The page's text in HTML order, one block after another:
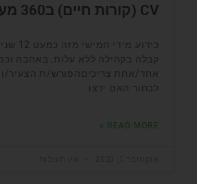
CV (קורות חיים) ב360 מעלות
כידוע
קבלה בקהילה ללא עלות, באהבה
אחד/אחת צריכיםהפורש/ת הצעיר/
לבחור האם ירצו
READ MORE »